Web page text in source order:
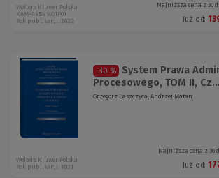
Najniższa cena z 30
Już od:
Wolters Kluwer Polska
KAM-4454 W01P01
Rok publikacji: 2022
-30 %
System Prawa
Procesowego, TOM II,
Grzegorz Łaszczyca, Andrzej Matan
Najniższa cena z 30
Już od:
Wolters Kluwer Polska
Rok publikacji: 2021